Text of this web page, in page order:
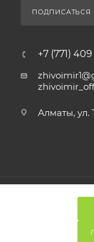
ПОДПИСАТЬСЯ
+7 (771)
Алматы, ул.